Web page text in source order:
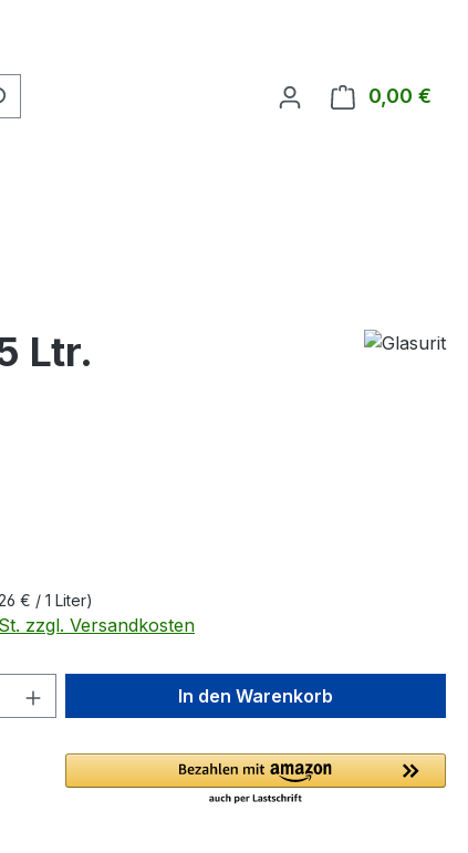
0,00 €
Ltr.
€ / 1 Liter)
zzgl. Versandkosten
Gib den gewünschten Wert
In den Warenkorb